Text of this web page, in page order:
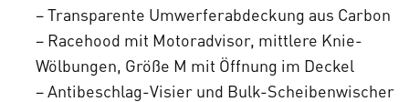
– Transparente Umwerferabdeckung aus Carbon
– Racehood mit Motoradvisor, mittlere Knie-
Wölbungen, Größe M mit Öffnung im Deckel
– Antibeschlag-Visier und Bulk-Scheibenwischer